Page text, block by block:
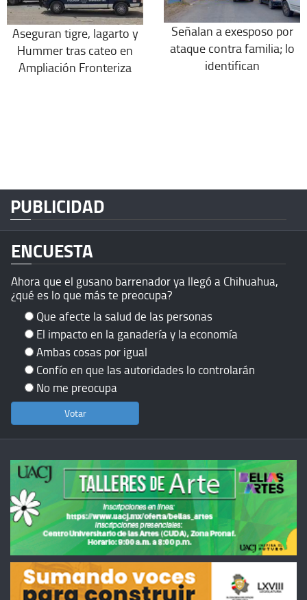
Aseguran tigre, lagarto y
Hummer tras cateo en
Ampliación Fronteriza
Señalan a exesposo por
ataque contra familia; lo
identifican
PUBLICIDAD
ENCUESTA
Ahora que el gusano barrenador ya llegó a Chihuahua,
¿qué es lo que más te preocupa?
Que afecte la salud de las personas
El impacto en la ganadería y la economía
Ambas cosas por igual
Confío en que las autoridades lo controlarán
No me preocupa